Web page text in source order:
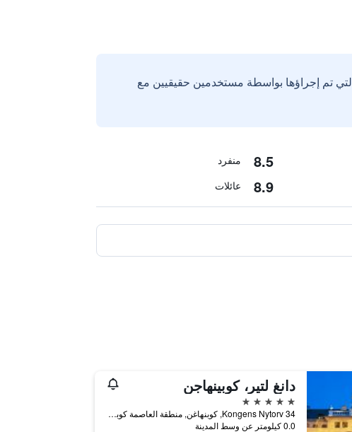
تم إجراؤها بواسطة مستخدمين حقيقيين مع
8.5 منفرد
8.9 عائلات
دانغ لتير، كوبينهاجن
5 نجوم
Kongens Nytorv 34, كوبنهاغن, منطقة العاصمة كوبنهاغن, الدانمارك
0.0 كيلومتر عن وسط المدينة